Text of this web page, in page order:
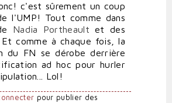
c'est sûrement un coup
l'UMP! Tout comme dans
Nadia Portheault et des
Et comme à chaque fois, la
du FN se dérobe derrière
ad hoc pour hurler
Lol!
pour publier des